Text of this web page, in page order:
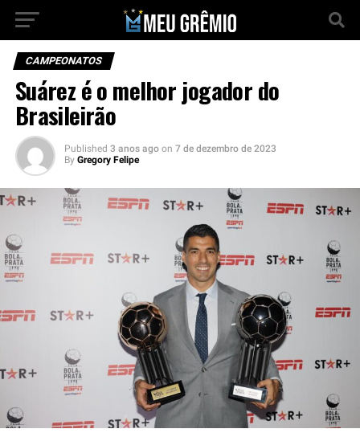
CAMPEONATOS
Suárez é o melhor jogador do
Brasileirão
Published 3 anos ago on 7 de dezembro de 2023
By Gregory Felipe